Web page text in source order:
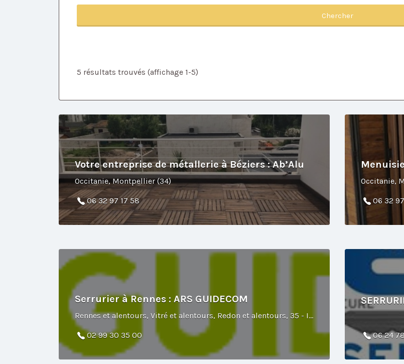
Chercher
5 résultats trouvés (affichage 1-5)
Votre entreprise de métallerie à Béziers : Ab’Alu
Occitanie, Montpellier (34)
06 32 97 17 58
Occitanie,
06 32
Serrurier à Rennes : ARS GUIDECOM
Rennes et alentours, Vitré et alentours, Redon et alentours, 35 - Ille-et-Vilaine
02 99 30 35 00 06 24